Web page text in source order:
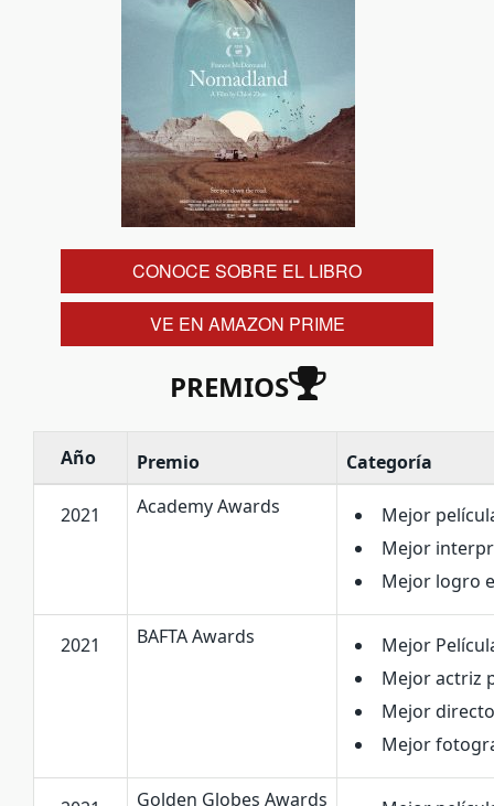
CONOCE SOBRE EL LIBRO
VE EN AMAZON PRIME
PREMIOS
Año Premio Categoría
2021 Academy Awards
Mejor
Mejor
Mejor logro
2021 BAFTA Awards
Mejor
Mejor actriz
Mejor
Mejor
Golden Globes Awards